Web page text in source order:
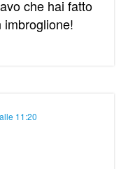
che hai fatto
imbroglione!
11:20